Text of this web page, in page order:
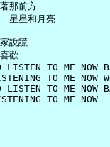
那前方
星星和月亮
說謊
歡
LISTEN TO ME NOW
TO ME NOW
LISTEN TO ME NOW